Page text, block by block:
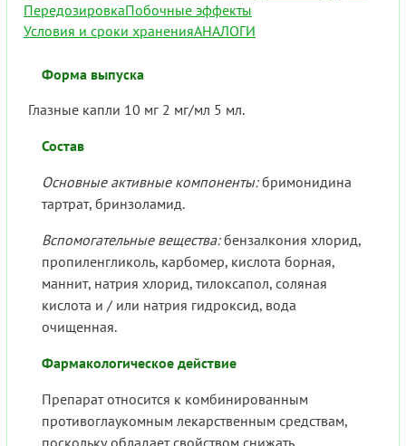
ПередозировкаПобочные эффекты
Условия и сроки храненияАНАЛОГИ
Форма выпуска
Глазные капли 10 мг 2 мг/мл 5 мл.
Состав
Основные активные компоненты:бримонидина
тартрат, бринзоламид.
Вспомогательные вещества:бензалкония хлорид,
пропиленгликоль, карбомер, кислота борная,
маннит, натрия хлорид, тилоксапол, соляная
кислота и / или натрия гидроксид, вода
очищенная.
Фармакологическое действие
Препарат относится к комбинированным
противоглаукомным лекарственным средствам,